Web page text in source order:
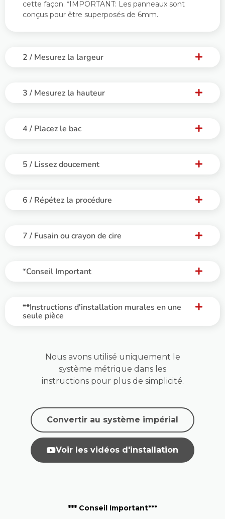
cette façon. *IMPORTANT: Les panneaux sont
conçus pour être superposés de 6mm.
2 / Mesurez la largeur
3 / Mesurez la hauteur
4 / Placez le bac
5 / Lissez doucement
6 / Répétez la procédure
7 / Fusain ou crayon de cire
*Conseil Important
**Instructions d'installation murales en une
seule pièce
Nous avons utilisé uniquement le
système métrique dans les
instructions pour plus de simplicité.
Convertir au système impérial
Voir les vidéos d'installation
*** Conseil Important***